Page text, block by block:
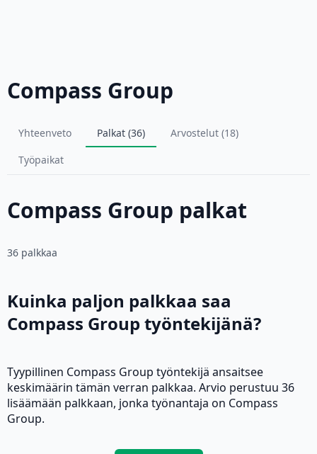
Compass Group
Yhteenveto Palkat (36)
Arvostelut (18)
Työpaikat
Compass Group palkat
36 palkkaa
Kuinka paljon palkkaa saa
Compass Group työntekijänä?
Tyypillinen Compass Group työntekijä ansaitsee
keskimäärin tämän verran palkkaa. Arvio perustuu 36
lisäämään palkkaan, jonka työnantaja on Compass
Group.